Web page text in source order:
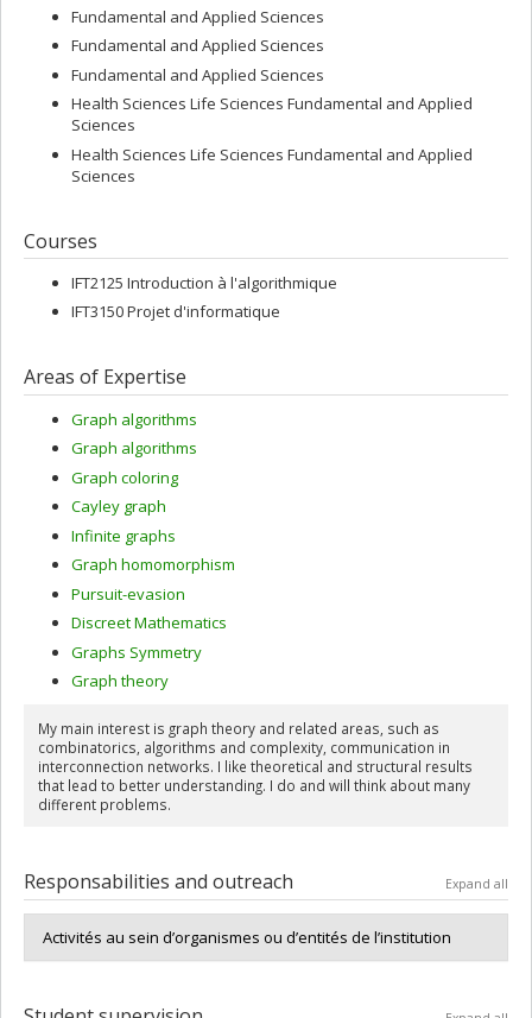
Fundamental and Applied Sciences
Fundamental and Applied Sciences
Fundamental and Applied Sciences
Health Sciences Life Sciences Fundamental and Applied
Sciences
Health Sciences Life Sciences Fundamental and Applied
Sciences
Courses
IFT2125 Introduction à l'algorithmique
IFT3150 Projet d'informatique
Areas of Expertise
Graph algorithms
Graph algorithms
Graph coloring
Cayley graph
Infinite graphs
Graph homomorphism
Pursuit-evasion
Discreet Mathematics
Graphs Symmetry
Graph theory
My main interest is graph theory and related areas, such as
combinatorics, algorithms and complexity, communication in
interconnection networks. I like theoretical and structural results
that lead to better understanding. I do and will think about many
different problems.
Responsabilities and outreach Expand all
Activités au sein d’organismes ou d’entités de l’institution